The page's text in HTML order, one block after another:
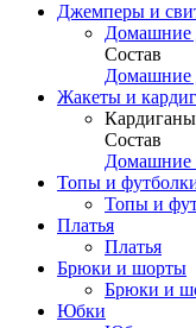
Джемперы и
Домашние
Состав
Домашние
Жакеты и
Кардиганы
Состав
Домашние
Топы и
Топы и
Платья
Платья
Брюки и шорты
Брюки и
Юбки